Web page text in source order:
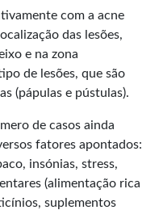
com a acne
das lesões,
e na zona
de lesões, que são
(pápulas e pústulas).
de casos ainda
fatores apontados:
insónias, stress,
(alimentação rica
suplementos